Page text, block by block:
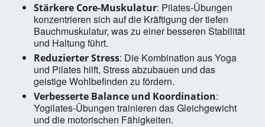
Stärkere Core-Muskulatur: Pilates-Übungen
konzentrieren sich auf die Kräftigung der tiefen
Bauchmuskulatur, was zu einer besseren Stabilität
und Haltung führt.
Reduzierter Stress: Die Kombination aus Yoga
und Pilates hilft, Stress abzubauen und das
geistige Wohlbefinden zu fördern.
Verbesserte Balance und Koordination:
Yogilates-Übungen trainieren das Gleichgewicht
und die motorischen Fähigkeiten.